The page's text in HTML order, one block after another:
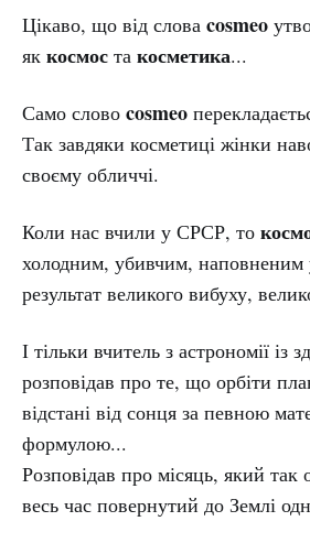
Цікаво, що від слова cosmeo
як космос та косметика...
Само слово cosmeo
Так завдяки косметиці жінки
своєму обличчі.
Коли нас вчили у СРСР, то
холодним, убивчим,
результат великого вибуху,
І тільки вчитель з астрономії із
розповідав про те, що орбіти
відстані від сонця за певною
формулою...
Розповідав про місяць, який так
весь час повернутий до Землі